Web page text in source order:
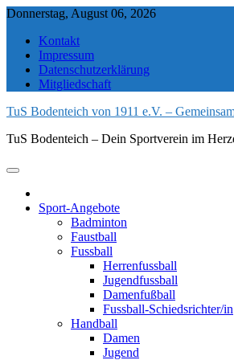
Skip
content
Donnerstag, August 06, 2026
Kontakt
Impressum
Datenschutzerklärung
Mitgliedschaft
TuS Bodenteich von 1911 e.V. –
TuS Bodenteich – Dein Sportverein im
Sport-Angebote
Badminton
Faustball
Fussball
Herrenfussball
Jugendfussball
Damenfußball
Fussball-Schiedsrichter/in
Handball
Damen
Jugend